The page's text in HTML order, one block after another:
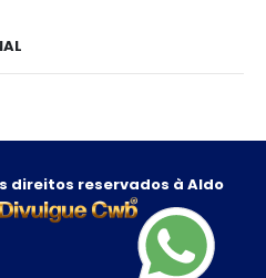
direitos reservados à Aldo